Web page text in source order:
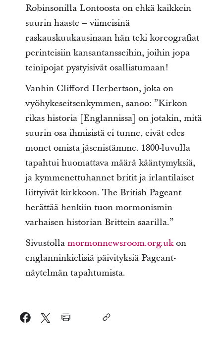
Robinsonilla Lontoosta on ehkä kaikkein
suurin haaste – viimeisinä
raskauskuukausinaan hän teki koreografiat
perinteisiin kansantansseihin, joihin jopa
teinipojat pystyisivät osallistumaan!
Vanhin Clifford Herbertson, joka on
vyöhykeseitsenkymmen, sanoo: ”Kirkon
rikas historia [Englannissa] on jotakin, mitä
suurin osa ihmisistä ei tunne, eivät edes
monet omista jäsenistämme. 1800-luvulla
tapahtui huomattava määrä kääntymyksiä,
ja kymmenettuhannet britit ja irlantilaiset
liittyivät kirkkoon. The British Pageant
herättää henkiin tuon mormonismin
varhaisen historian Brittein saarilla.”
Sivustolla mormonnewsroom.org.ukon
englanninkielisiä päivityksiä Pageant-
näytelmän tapahtumista.